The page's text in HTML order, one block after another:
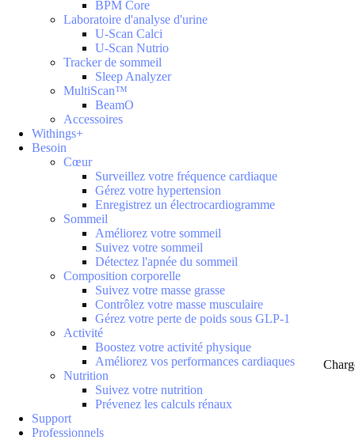
BPM Core
Laboratoire d'analyse d'urine
U-Scan Calci
U-Scan Nutrio
Tracker de sommeil
Sleep Analyzer
MultiScan™
BeamO
Accessoires
Withings+
Besoin
Cœur
Surveillez votre fréquence cardiaque
Gérez votre hypertension
Enregistrez un électrocardiogramme
Sommeil
Améliorez votre sommeil
Suivez votre sommeil
Détectez l'apnée du sommeil
Composition corporelle
Suivez votre masse grasse
Contrôlez votre masse musculaire
Gérez votre perte de poids sous GLP-1
Activité
Boostez votre activité physique
Améliorez vos performances cardiaques
Nutrition
Suivez votre nutrition
Prévenez les calculs rénaux
Support
Professionnels